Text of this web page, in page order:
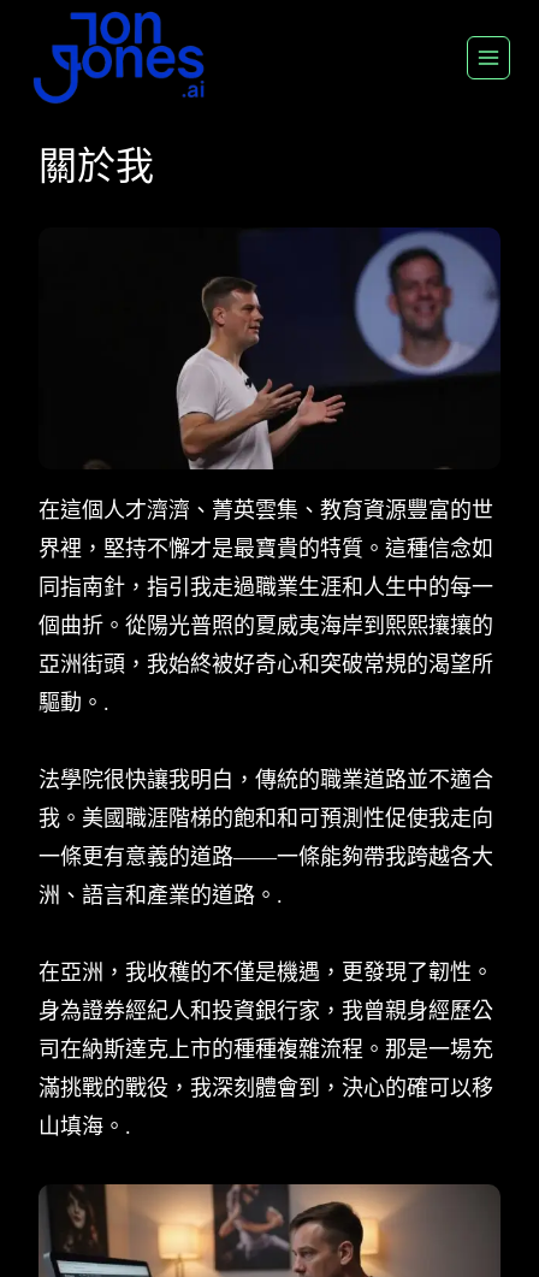
關於我
在這個人才濟濟、菁英雲集、教育資源豐富的世
界裡，堅持不懈才是最寶貴的特質。這種信念如
同指南針，指引我走過職業生涯和人生中的每一
個曲折。從陽光普照的夏威夷海岸到熙熙攘攘的
亞洲街頭，我始終被好奇心和突破常規的渴望所
驅動。.
法學院很快讓我明白，傳統的職業道路並不適合
我。美國職涯階梯的飽和和可預測性促使我走向
一條更有意義的道路——一條能夠帶我跨越各大
洲、語言和產業的道路。.
在亞洲，我收穫的不僅是機遇，更發現了韌性。
身為證券經紀人和投資銀行家，我曾親身經歷公
司在納斯達克上市的種種複雜流程。那是一場充
滿挑戰的戰役，我深刻體會到，決心的確可以移
山填海。.